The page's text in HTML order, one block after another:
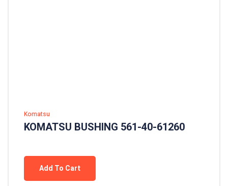
Komatsu
KOMATSU BUSHING 561-40-61260
Add To Cart